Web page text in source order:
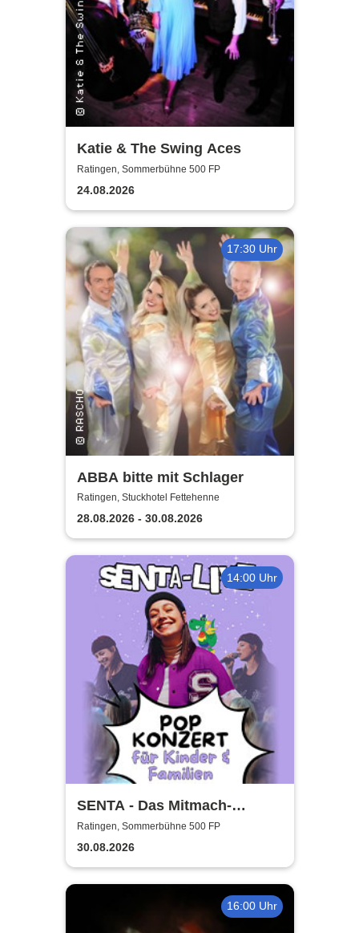
Katie & The Swing Aces
Ratingen, Sommerbühne 500 FP
24.08.2026
17:30 Uhr
ABBA bitte mit Schlager
Ratingen, Stuckhotel Fettehenne
28.08.2026 - 30.08.2026
14:00 Uhr
SENTA - Das Mitmach-
Popkonzert für die ganze
Familie
Ratingen, Sommerbühne 500 FP
30.08.2026
16:00 Uhr